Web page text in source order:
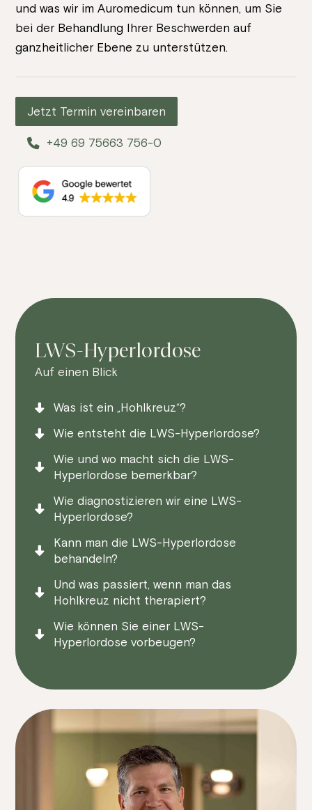
und was wir im Auromedicum tun können, um Sie
bei der Behandlung Ihrer Beschwerden auf
ganzheitlicher Ebene zu unterstützen.
Jetzt Termin vereinbaren
+49 69 75663 756-0
LWS-Hyperlordose
Auf einen Blick
Was ist ein „Hohlkreuz“?
Wie entsteht die LWS-Hyperlordose?
Wie und wo macht sich die LWS-
Hyperlordose bemerkbar?
Wie diagnostizieren wir eine LWS-
Hyperlordose?
Kann man die LWS-Hyperlordose
behandeln?
Und was passiert, wenn man das
Hohlkreuz nicht therapiert?
Wie können Sie einer LWS-
Hyperlordose vorbeugen?